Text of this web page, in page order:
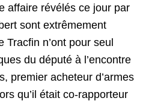
affaire révélés ce jour par
sont extrêmement
n’ont pour seul
du député à l’encontre
premier acheteur d’armes
qu’il était co-rapporteur